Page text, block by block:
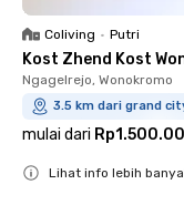
Coliving • Putri
Kost Zhend Kost
Ngagelrejo, Wonokromo
3.5 km dari grand
mulai dari
Lihat info lebih